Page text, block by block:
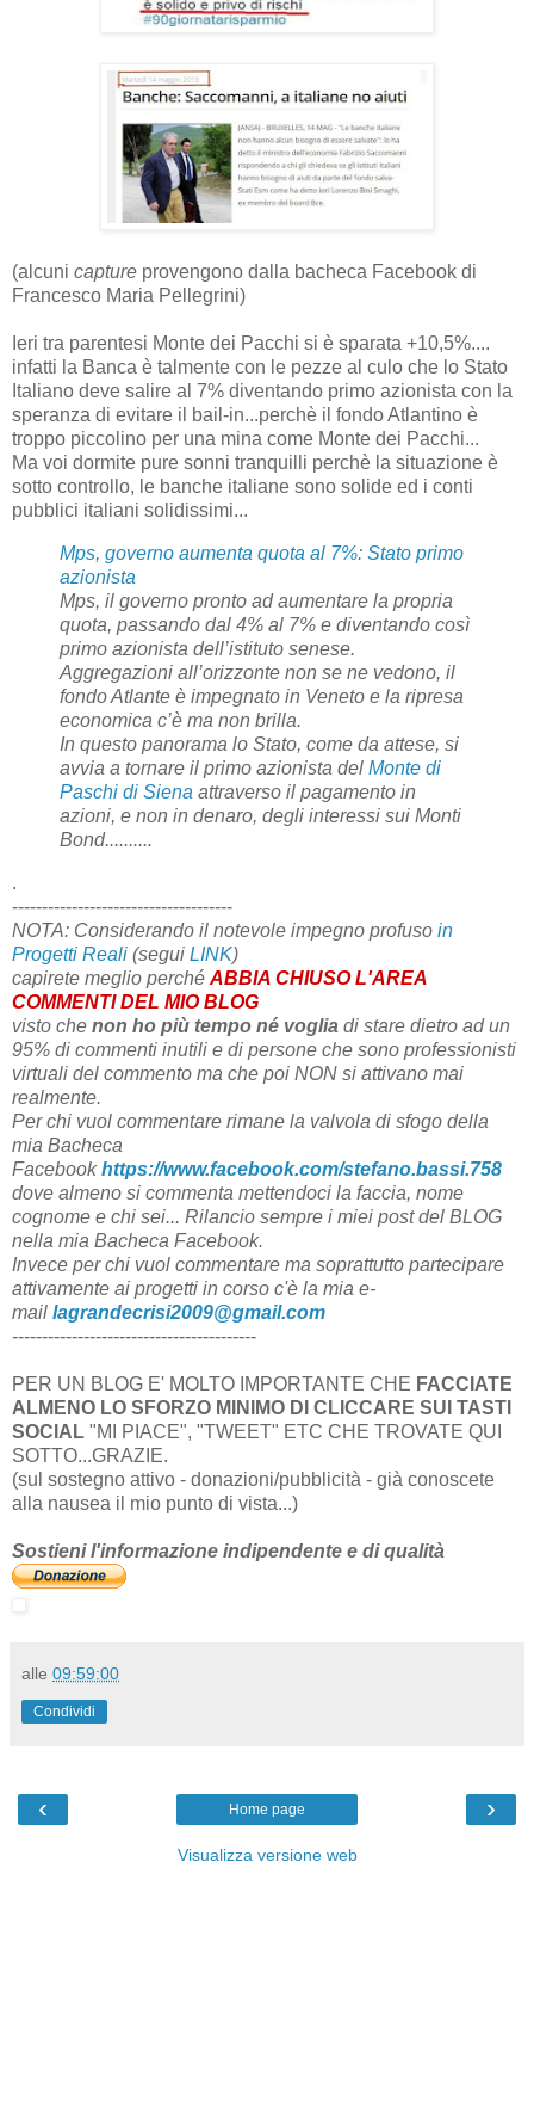
(alcuni capture provengono dalla bacheca Facebook di
Francesco Maria Pellegrini)
Ieri tra parentesi Monte dei Pacchi si è sparata +10,5%....
infatti la Banca è talmente con le pezze al culo che lo Stato
Italiano deve salire al 7% diventando primo azionista con la
speranza di evitare il bail-in...perchè il fondo Atlantino è
troppo piccolino per una mina come Monte dei Pacchi...
Ma voi dormite pure sonni tranquilli perchè la situazione è
sotto controllo, le banche italiane sono solide ed i conti
pubblici italiani solidissimi...
Mps, governo aumenta quota al 7%: Stato primo
azionista
Mps, il governo pronto ad aumentare la propria
quota, passando dal 4% al 7% e diventando così
primo azionista dell’istituto senese.
Aggregazioni all’orizzonte non se ne vedono, il
fondo Atlante è impegnato in Veneto e la ripresa
economica c’è ma non brilla.
In questo panorama lo Stato, come da attese, si
avvia a tornare il primo azionista del Monte di
Paschi di Siena attraverso il pagamento in
azioni, e non in denaro, degli interessi sui Monti
Bond..........
.
-------------------------------------
NOTA: Considerando il notevole impegno profuso in
Progetti Reali (segui LINK)
capirete meglio perché ABBIA CHIUSO L'AREA
COMMENTI DEL MIO BLOG
visto che non ho più tempo né voglia di stare dietro ad un
95% di commenti inutili e di persone che sono professionisti
virtuali del commento ma che poi NON si attivano mai
realmente.
Per chi vuol commentare rimane la valvola di sfogo della
mia Bacheca
Facebook https://www.facebook.com/stefano.bassi.758
dove almeno si commenta mettendoci la faccia, nome
cognome e chi sei... Rilancio sempre i miei post del BLOG
nella mia Bacheca Facebook.
Invece per chi vuol commentare ma soprattutto partecipare
attivamente ai progetti in corso c'è la mia e-
mail lagrandecrisi2009@gmail.com
-----------------------------------------
PER UN BLOG E' MOLTO IMPORTANTE CHE FACCIATE
ALMENO LO SFORZO MINIMO DI CLICCARE SUI TASTI
SOCIAL "MI PIACE", "TWEET" ETC CHE TROVATE QUI
SOTTO...GRAZIE.
(sul sostegno attivo - donazioni/pubblicità - già conoscete
alla nausea il mio punto di vista...)
Sostieni l'informazione indipendente e di qualità
alle 09:59:00
Condividi
‹ ›
Home page
Visualizza versione web